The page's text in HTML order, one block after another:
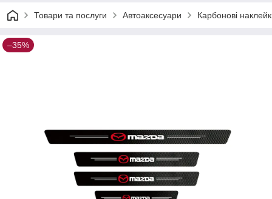
Товари та послуги Автоаксесуари Карбонові
–35%